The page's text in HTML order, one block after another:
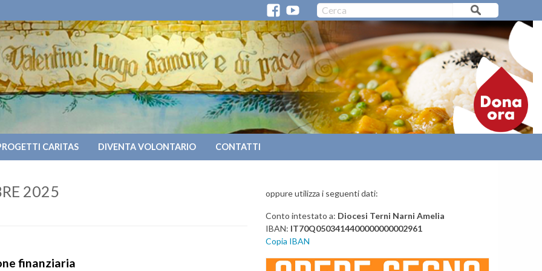
F
a
c
e
b
o
o
Y
u
t
u
b
e
CERC
A
PARROCCHIE/ORARI MESSE VIDEO CATTEDRALI
>
CARITAS DIVENTA VOLONTARIO CONTATTI
2025
finanziaria
oppure utilizza i seguenti dati:
Conto intestato a: Diocesi Terni Narni Amelia
IBAN: IT70Q0503414400000000002961
Copia IBAN